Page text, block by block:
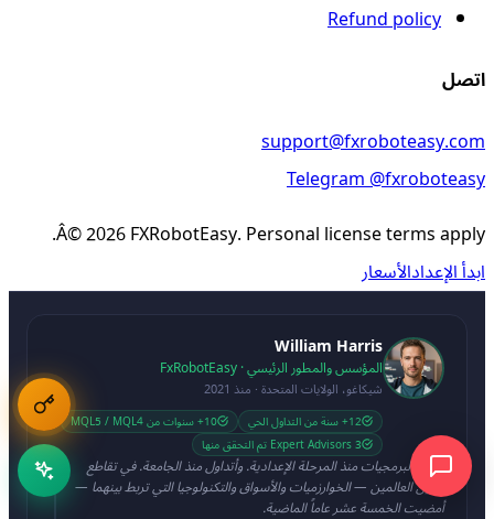
Refund policy
اتصل
support@fxroboteasy.com
Telegram @fxroboteasy
Â©2026FXRobotEasy. Personal license terms apply.
ابدأ الإعدادالأسعار
William Harris
المؤسس والمطور الرئيسي · FxRobotEasy
شيكاغو، الولايات المتحدة · منذ 2021
12+ سنة من التداول الحي
10+ سنوات من MQL5 / MQL4
3 Expert Advisors تم التحقق منها
أكتب البرمجيات منذ المرحلة الإعدادية. وأتداول منذ الجامعة. في تقاطع
هذين العالمين — الخوارزميات والأسواق والتكنولوجيا التي تربط بينهما —
أمضيت الخمسة عشر عاماً الماضية.